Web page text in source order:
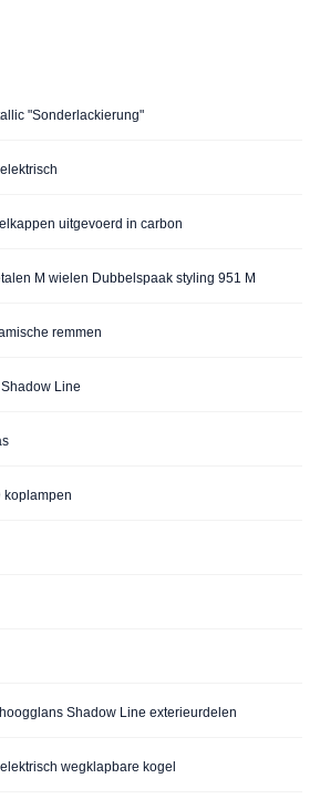
"Sonderlackierung"
uitgevoerd in carbon
M wielen Dubbelspaak styling 951 M
remmen
Line
koplampen
Shadow Line exterieurdelen
wegklapbare kogel